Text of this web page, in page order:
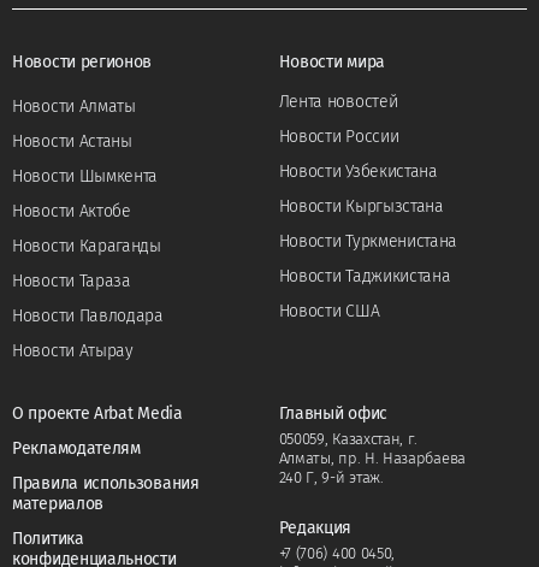
Новости регионов
Новости Алматы
Новости Астаны
Новости Шымкента
Новости Актобе
Новости Караганды
Новости Тараза
Новости Павлодара
Новости Атырау
Новости мира
Лента новостей
Новости России
Новости Узбекистана
Новости Кыргызстана
Новости Туркменистана
Новости Таджикистана
Новости США
О проекте Arbat Media
Рекламодателям
Правила использования
материалов
Политика
конфиденциальности
Главный офис
050059, Казахстан, г.
Алматы, пр. Н. Назарбаева
240 Г, 9-й этаж.
Редакция
+7 (706) 400 0450,